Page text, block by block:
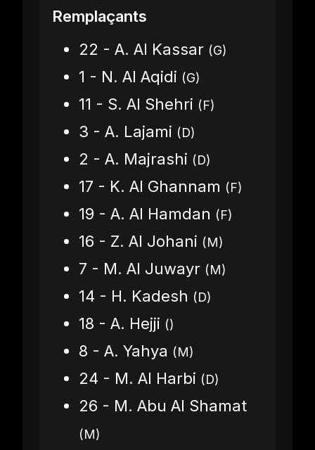
Remplaçants
22 - A. Al Kassar (G)
1 - N. Al Aqidi (G)
11 - S. Al Shehri (F)
3 - A. Lajami (D)
2 - A. Majrashi (D)
17 - K. Al Ghannam (F)
19 - A. Al Hamdan (F)
16 - Z. Al Johani (M)
7 - M. Al Juwayr (M)
14 - H. Kadesh (D)
18 - A. Hejji ()
8 - A. Yahya (M)
24 - M. Al Harbi (D)
26 - M. Abu Al Shamat
(M)